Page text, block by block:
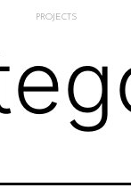
PROJECTS